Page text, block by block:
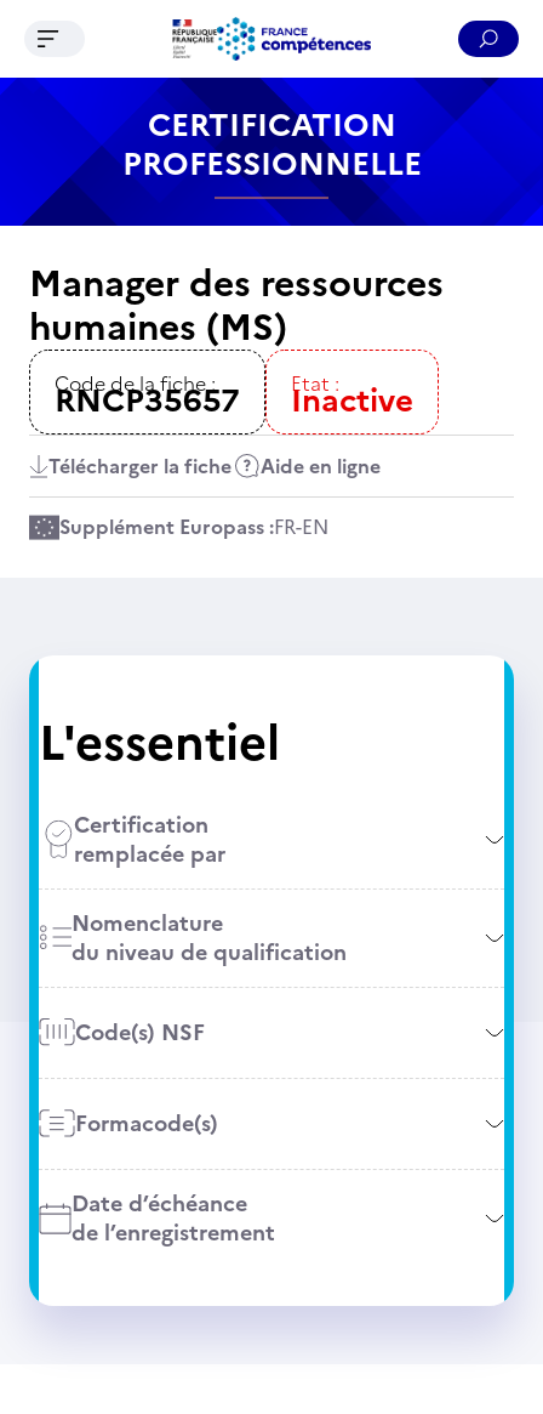
Contenu Recherche Menu Pied de page
Ouvrir le menu de navigation
CERTIFICATION
PROFESSIONNELLE
Manager des ressources
humaines (MS)
Code de la fiche :
RNCP35657 Etat :
Inactive
Télécharger la fiche Aide en ligne
Supplément Europass :FR-EN
L'essentiel
Certification
remplacée par
Nomenclature
du niveau de qualification
Code(s) NSF
Formacode(s)
Date d’échéance
de l’enregistrement